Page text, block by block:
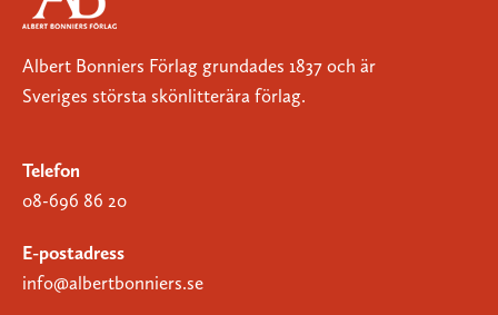
Albert Bonniers Förlag grundades 1837 och är
Sveriges största skönlitterära förlag.
Telefon
08-696 86 20
E-postadress
info@albertbonniers.se